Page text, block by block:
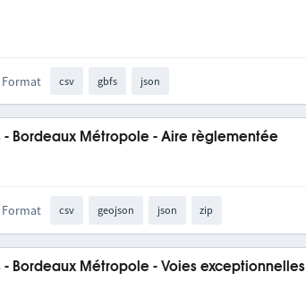
Format csv gbfs json
- Bordeaux Métropole - Aire règlementée
Format csv geojson json zip
- Bordeaux Métropole - Voies exceptionnelles